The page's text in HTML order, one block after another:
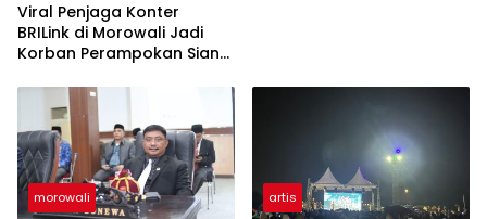
Viral Penjaga Konter
BRILink di Morowali Jadi
Korban Perampokan Siang
Dibawa Kabur
morowali artis